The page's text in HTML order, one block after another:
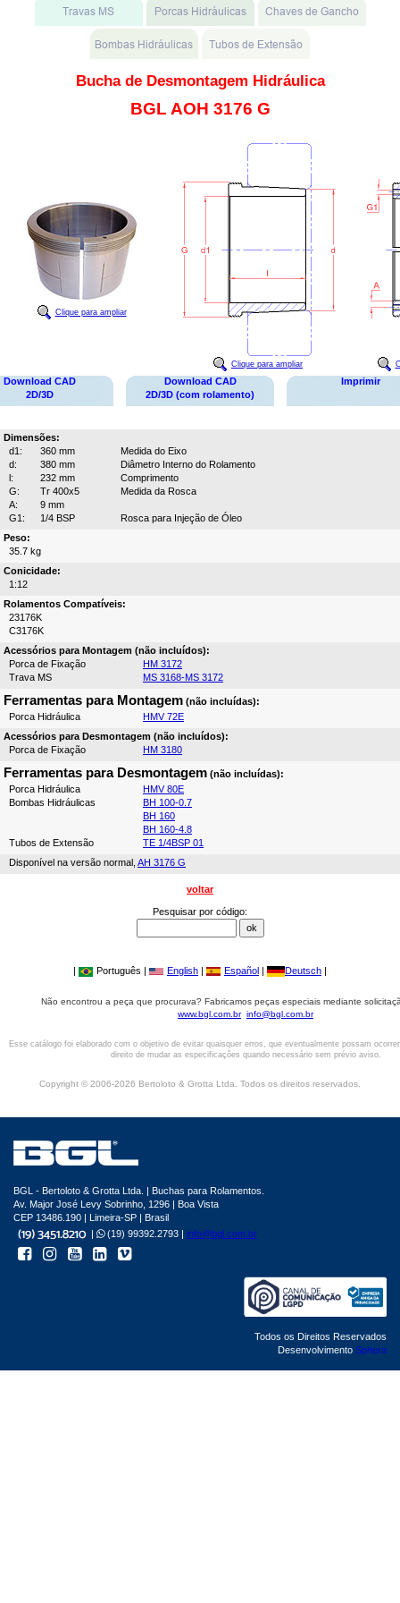
Bucha de Desmontagem Hidráulica
BGL AOH 3176 G
Clique para ampliar
Clique para ampliar
Download CAD
2D/3D
Download CAD
2D/3D (com rolamento)
Imprimir
Dimensões:
d1:
360 mm
Medida do Eixo
d:
380 mm
Diâmetro Interno do Rolamento
l:
232 mm
Comprimento
G:
Tr 400x5
Medida da Rosca
A:
9 mm
G1:
1/4 BSP
Rosca para Injeção de Óleo
Peso:
35.7 kg
Conicidade:
1:12
Rolamentos Compatíveis:
23176K
C3176K
Acessórios para Montagem (não incluídos):
Porca de Fixação
HM 3172
Trava MS
MS 3168-MS 3172
Ferramentas para Montagem (não incluídas):
Porca Hidráulica
HMV 72E
Acessórios para Desmontagem (não incluídos):
Porca de Fixação
HM 3180
Ferramentas para Desmontagem (não incluídas):
Porca Hidráulica
HMV 80E
Bombas Hidráulicas
BH 100-0.7
BH 160
BH 160-4.8
Tubos de Extensão
TE 1/4BSP 01
Disponível na versão normal, AH 3176 G
voltar
Pesquisar por código:
| Português | English | Español | Deutsch |
Não encontrou a peça que procurava? Fabricamos peças especiais mediante
www.bgl.com.br info@bgl.com.br
Esse catálogo foi elaborado com o objetivo de evitar quaisquer erros, que eventualmente possam
direito de mudar as especificações quando necessário sem prévio aviso.
Copyright © 2006-2026 Bertoloto & Grotta Ltda. Todos os direitos reservados.
BGL - Bertoloto & Grotta Ltda. | Buchas para Rolamentos.
Av. Major José Levy Sobrinho, 1296 | Boa Vista
CEP 13486.190 | Limeira-SP | Brasil
|
(19) 99392.2793 | info@bgl.com.br
Todos os Direitos Reservados
Desenvolvimento Sphera